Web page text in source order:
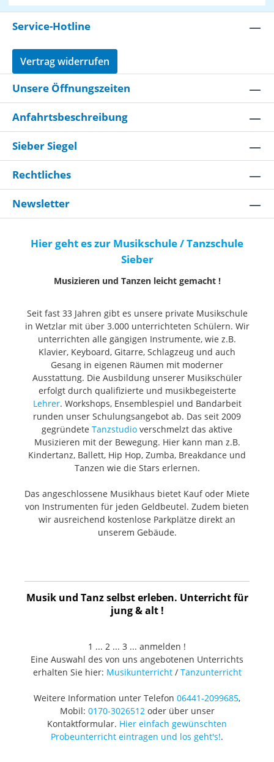
Service-Hotline
Vertrag widerrufen
Unsere Öffnungszeiten
Anfahrtsbeschreibung
Sieber Siegel
Rechtliches
Newsletter
Hier geht es zur Musikschule / Tanzschule
Sieber
Musizieren und Tanzen leicht gemacht !
Seit fast 33 Jahren gibt es unsere private Musikschule
in Wetzlar mit über 3.000 unterrichteten Schülern. Wir
unterrichten alle gängigen Instrumente, wie z.B.
Klavier, Keyboard, Gitarre, Schlagzeug und auch
Gesang in eigenen Räumen mit moderner
Ausstattung. Die Ausbildung unserer Musikschüler
erfolgt durch qualifizierte und musikbegeisterte
Lehrer. Workshops, Ensemblespiel und Bandarbeit
runden unser Schulungsangebot ab. Das seit 2009
gegründete Tanzstudio verschmelzt das aktive
Musizieren mit der Bewegung. Hier kann man z.B.
Kindertanz, Ballett, Hip Hop, Zumba, Breakdance und
Tanzen wie die Stars erlernen.
Das angeschlossene Musikhaus bietet Kauf oder Miete
von Instrumenten für jeden Geldbeutel. Zudem bieten
wir ausreichend kostenlose Parkplätze direkt an
unserem Gebäude.
Musik und Tanz selbst erleben. Unterricht für
jung & alt !
1 ... 2 ... 3 ... anmelden !
Eine Auswahl des von uns angebotenen Unterrichts
erhalten Sie hier: Musikunterricht/ Tanzunterricht
Weitere Information unter Telefon 06441-2099685,
Mobil: 0170-3026512oder über unser
Kontaktformular. Hier einfach gewünschten
Probeunterricht eintragen und los geht's!.